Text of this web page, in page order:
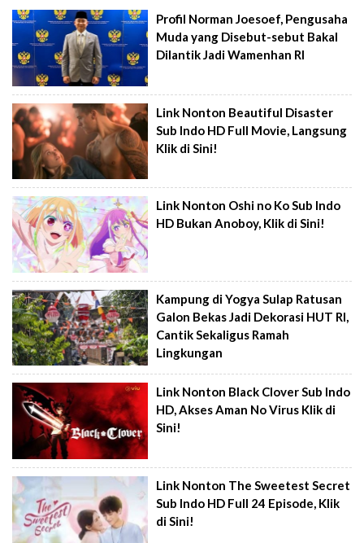
Profil Norman Joesoef, Pengusaha
Muda yang Disebut-sebut Bakal
Dilantik Jadi Wamenhan RI
Link Nonton Beautiful Disaster
Sub Indo HD Full Movie, Langsung
Klik di Sini!
Link Nonton Oshi no Ko Sub Indo
HD Bukan Anoboy, Klik di Sini!
Kampung di Yogya Sulap Ratusan
Galon Bekas Jadi Dekorasi HUT RI,
Cantik Sekaligus Ramah
Lingkungan
Link Nonton Black Clover Sub Indo
HD, Akses Aman No Virus Klik di
Sini!
Link Nonton The Sweetest Secret
Sub Indo HD Full 24 Episode, Klik
di Sini!